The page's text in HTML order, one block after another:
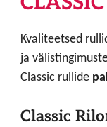
Kvaliteetsed
ja
Classic rullide
Classic